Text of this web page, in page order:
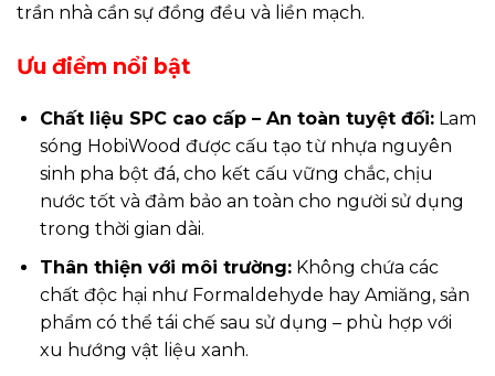
trần nhà cần sự đồng đều và liền mạch.
Ưu điểm nổi bật
Chất liệu SPC cao cấp – An toàn tuyệt đối:Lam
sóng HobiWood được cấu tạo từ nhựa nguyên
sinh pha bột đá, cho kết cấu vững chắc, chịu
nước tốt và đảm bảo an toàn cho người sử dụng
trong thời gian dài.
Thân thiện với môi trường:Không chứa các
chất độc hại như Formaldehyde hay Amiăng, sản
phẩm có thể tái chế sau sử dụng – phù hợp với
xu hướng vật liệu xanh.